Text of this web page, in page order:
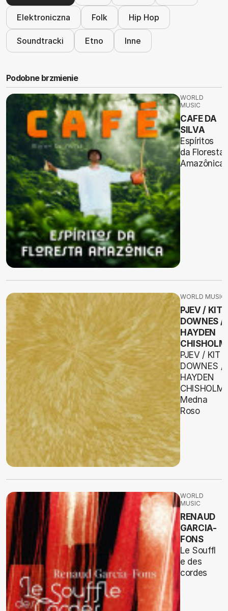
Elektroniczna Folk Hip Hop
Soundtracki Etno Inne
Podobne brzmienie
WORLD
MUSIC
CAFE DA
SILVA
Espíritos
da Floresta
Amazônica
WORLD MUSIC
PJEV / KIT
DOWNES /
HAYDEN
CHISHOLM
PJEV / KIT
DOWNES /
HAYDEN
CHISHOLM
Medna
Roso
WORLD
MUSIC
RENAUD
GARCIA-
FONS
Le Souffl
e des
cordes